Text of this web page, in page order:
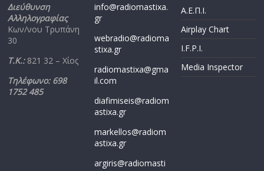
Διεύθυνση
Αλληλογραφίας
Κων/νου Τρυπάνη
30
Τ.Κ.: 821 32 – Χίος
Τηλέφωνο: 698
1752 485
info@radiomastixa.
gr
webradio@radioma
stixa.gr
radiomastixa@gma
il.com
diafimiseis@radiom
astixa.gr
markellos@radiom
astixa.gr
argiris@radiomasti
Α.Ε.Π.Ι.
Airplay Chart
I.F.P.I.
Media Inspector